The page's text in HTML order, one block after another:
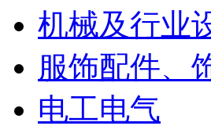
机械及行业
服饰配件、
电工电气